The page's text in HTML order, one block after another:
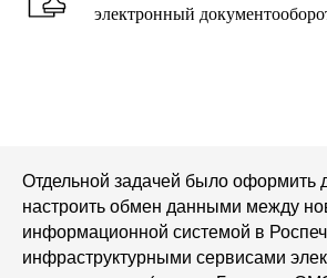
электронный
Отдельной задачей было оформить
настроить обмен данными между
информационной системой в
инфраструктурными сервисами